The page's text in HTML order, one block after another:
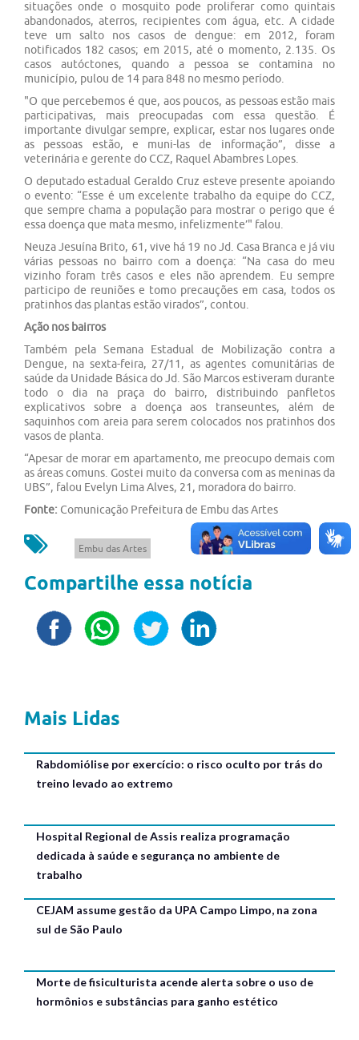
situações onde o mosquito pode proliferar como quintais
abandonados, aterros, recipientes com água, etc. A cidade
teve um salto nos casos de dengue: em 2012, foram
notificados 182 casos; em 2015, até o momento, 2.135. Os
casos autóctones, quando a pessoa se contamina no
município, pulou de 14 para 848 no mesmo período.
"O que percebemos é que, aos poucos, as pessoas estão mais
participativas, mais preocupadas com essa questão. É
importante divulgar sempre, explicar, estar nos lugares onde
as pessoas estão, e muni-las de informação”, disse a
veterinária e gerente do CCZ, Raquel Abambres Lopes.
O deputado estadual Geraldo Cruz esteve presente apoiando
o evento: “Esse é um excelente trabalho da equipe do CCZ,
que sempre chama a população para mostrar o perigo que é
essa doença que mata mesmo, infelizmente’" falou.
Neuza Jesuína Brito, 61, vive há 19 no Jd. Casa Branca e já viu
várias pessoas no bairro com a doença: “Na casa do meu
vizinho foram três casos e eles não aprendem. Eu sempre
participo de reuniões e tomo precauções em casa, todos os
pratinhos das plantas estão virados”, contou.
Ação nos bairros
Também pela Semana Estadual de Mobilização contra a
Dengue, na sexta-feira, 27/11, as agentes comunitárias de
saúde da Unidade Básica do Jd. São Marcos estiveram durante
todo o dia na praça do bairro, distribuindo panfletos
explicativos sobre a doença aos transeuntes, além de
saquinhos com areia para serem colocados nos pratinhos dos
vasos de planta.
“Apesar de morar em apartamento, me preocupo demais com
as áreas comuns. Gostei muito da conversa com as meninas da
UBS”, falou Evelyn Lima Alves, 21, moradora do bairro.
Fonte: Comunicação Prefeitura de Embu das Artes
Embu das Artes
Compartilhe essa notícia
Mais Lidas
Rabdomiólise por exercício: o risco oculto por trás do
treino levado ao extremo
Hospital Regional de Assis realiza programação
dedicada à saúde e segurança no ambiente de
trabalho
CEJAM assume gestão da UPA Campo Limpo, na zona
sul de São Paulo
Morte de fisiculturista acende alerta sobre o uso de
hormônios e substâncias para ganho estético